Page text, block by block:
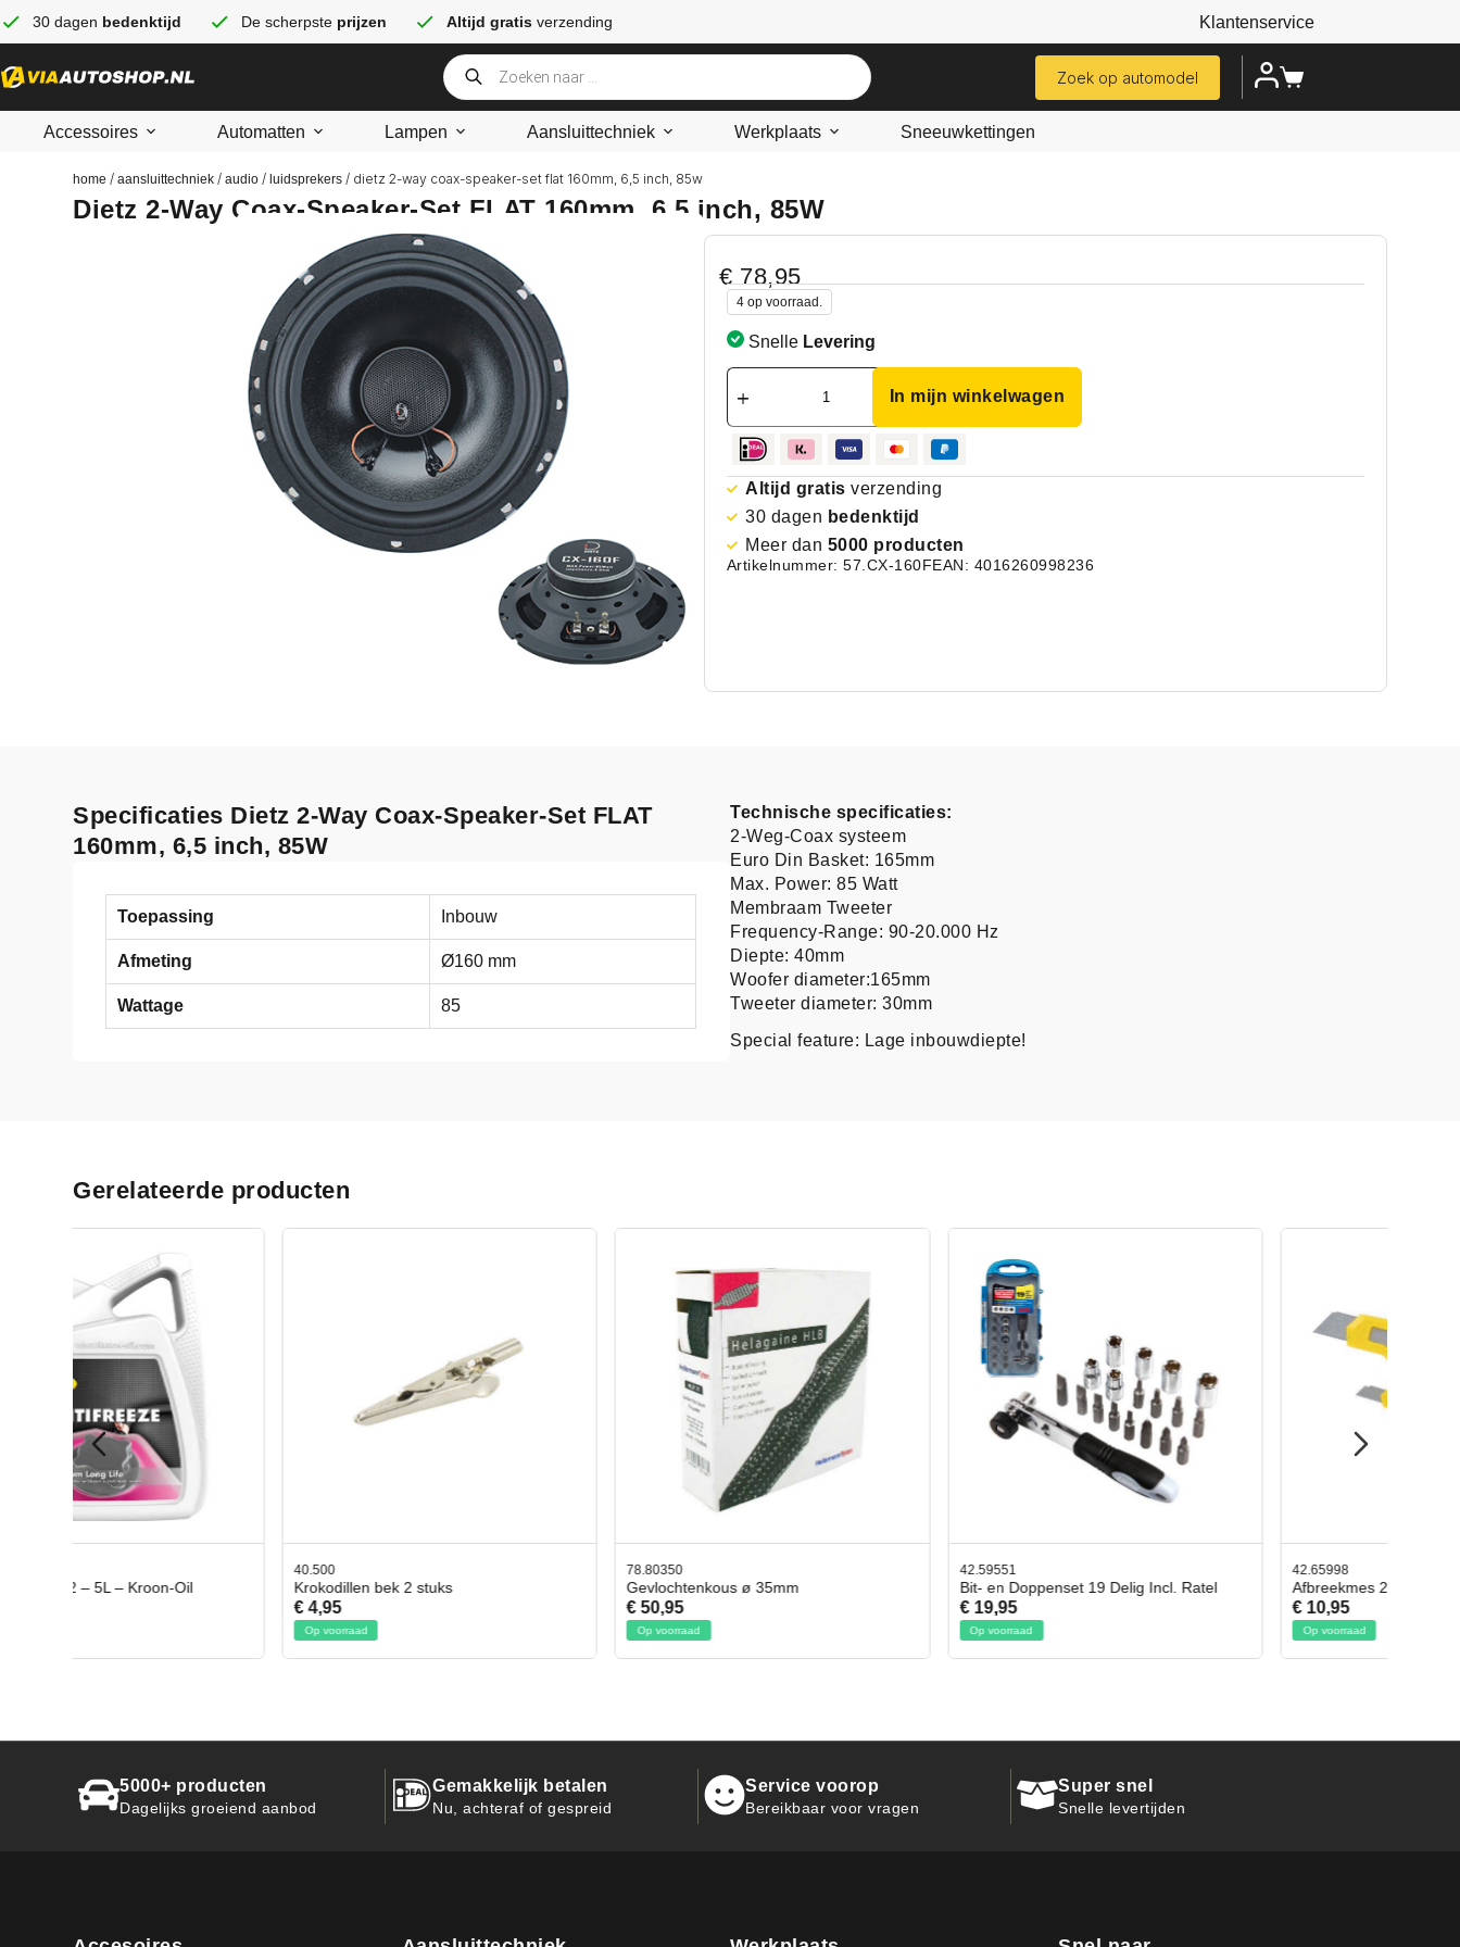
30 dagen bedenktijd De scherpste prijzen Altijd gratis verzending Klantenservice
Zoek op automodel
Accessoires Automatten Lampen Aansluittechniek Werkplaats Sneeuwkettingen
home /aansluittechniek /audio /luidsprekers / dietz 2-way coax-speaker-set flat 160mm, 6,5 inch, 85w
Dietz 2-Way Coax-Speaker-Set FLAT 160mm, 6,5 inch, 85W
€78,95
4 op voorraad.
Snelle Levering
In mijn winkelwagen
Altijd gratis verzending
30 dagen bedenktijd
Meer dan 5000 producten
Artikelnummer: 57.CX-160FEAN: 4016260998236
Specificaties Dietz 2-Way Coax-Speaker-Set FLAT
160mm, 6,5 inch, 85W
Toepassing Inbouw
Afmeting Ø160 mm
Wattage 85
Technische specificaties:
2-Weg-Coax systeem
Euro Din Basket: 165mm
Max. Power: 85 Watt
Membraam Tweeter
Frequency-Range: 90-20.000 Hz
Diepte: 40mm
Woofer diameter:165mm
Tweeter diameter: 30mm
Special feature: Lage inbouwdiepte!
Gerelateerde producten
Krokodillen bek 2 stuks Gevlochtenkous ø 35mm Bit- en Doppenset 19 Delig Incl. Ratel Afbreekmes 2 stuks
5000+ producten
Dagelijks groeiend aanbod
Gemakkelijk betalen
Nu, achteraf of gespreid
Service voorop
Bereikbaar voor vragen
Super snel
Snelle levertijden